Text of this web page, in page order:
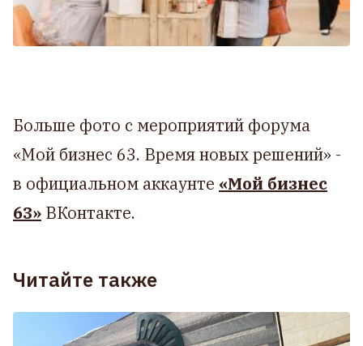
Больше фото с мероприятий форума
«Мой бизнес 63. Время новых решений» -
в официальном аккаунте «Мой бизнес
63» ВКонтакте.
Читайте также